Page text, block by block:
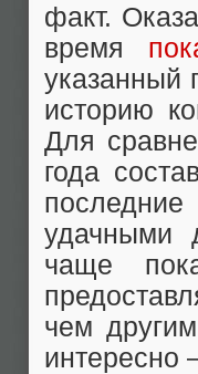
факт.
время
указанный
историю
Для
года
удачными
чаще
чем
интересно